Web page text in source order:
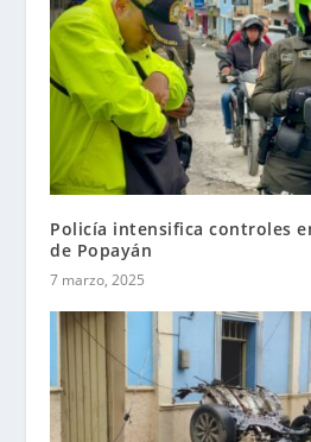
Policía intensifica controles
de Popayán
7 marzo, 2025